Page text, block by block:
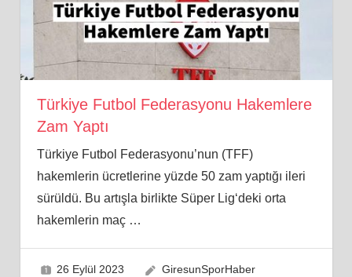
Türkiye Futbol Federasyonu Hakemlere
Zam Yaptı
Türkiye Futbol Federasyonu’nun (TFF)
hakemlerin ücretlerine yüzde 50 zam yaptığı ileri
sürüldü. Bu artışla birlikte Süper Lig‘deki orta
hakemlerin maç …
26 Eylül 2023 GiresunSporHaber